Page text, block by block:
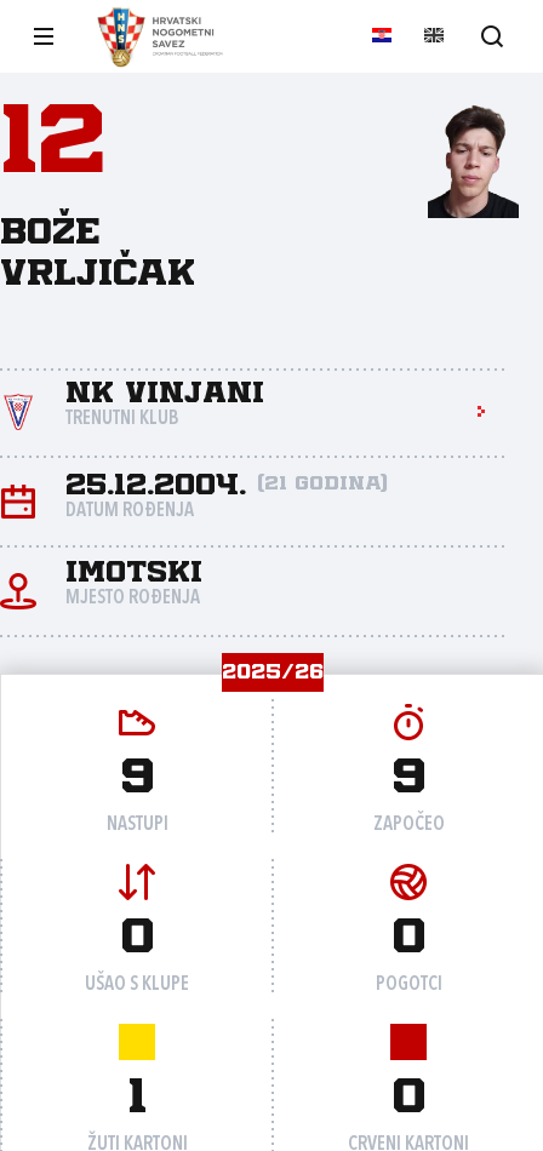
12
Bože
Vrljičak
NK Vinjani
TRENUTNI KLUB
25.12.2004. (21 godina)
DATUM ROĐENJA
Imotski
MJESTO ROĐENJA
2025/26
9
NASTUPI
9
ZAPOČEO
0
UŠAO S KLUPE
0
POGOTCI
1
ŽUTI KARTONI
0
CRVENI KARTONI